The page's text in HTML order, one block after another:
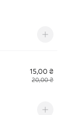
15,00 ₴
20,00 ₴